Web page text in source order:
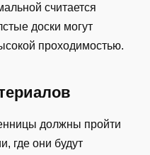
считается
доски могут
проходимостью.
должны пройти
где они будут